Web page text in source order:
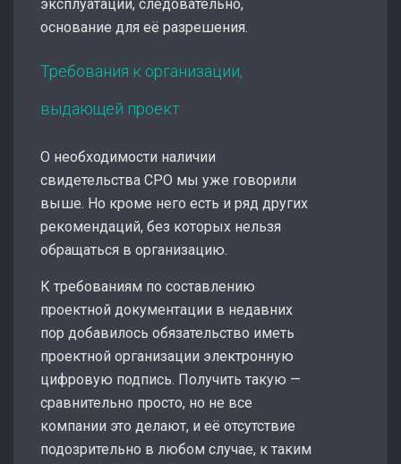
эксплуатации, следовательно,
основание для её разрешения.
Требования к организации,
выдающей проект
О необходимости наличии
свидетельства СРО мы уже говорили
выше. Но кроме него есть и ряд других
рекомендаций, без которых нельзя
обращаться в организацию.
К требованиям по составлению
проектной документации в недавних
пор добавилось обязательство иметь
проектной организации электронную
цифровую подпись. Получить такую —
сравнительно просто, но не все
компании это делают, и её отсутствие
подозрительно в любом случае, к таким